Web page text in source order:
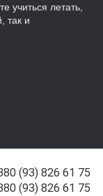
учиться летать,
, так и
(93) 826 61 75
(93) 826 61 75